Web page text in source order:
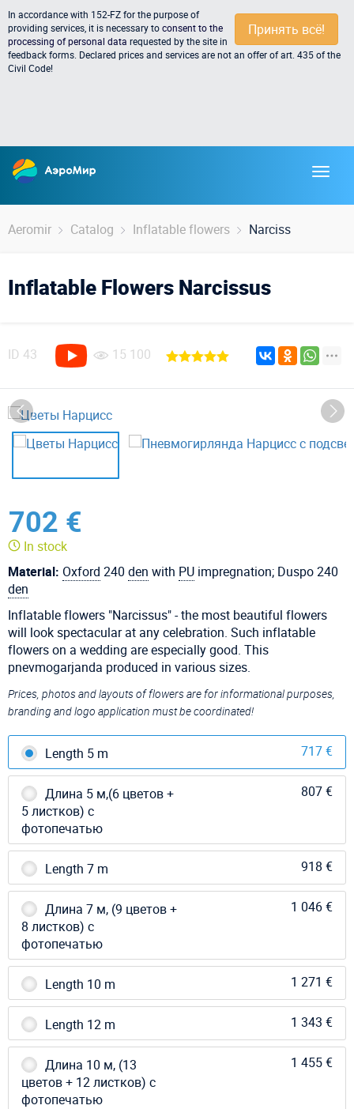
Принять всё!
In accordance with 152-FZ for the purpose of
providing services, it is necessary toconsent to the
processing of personal data requested by the site in
feedback forms. Declared prices and services are not an offer of art. 435 of the
Civil Code!
Aeromir Catalog Inflatable flowers Narciss
Inflatable Flowers Narcissus
ID 43 15 100
702 €
In stock
Material: Oxford 240 den with PU impregnation; Duspo 240
den
Inflatable flowers "Narcissus" - the most beautiful flowers
will look spectacular at any celebration. Such inflatable
flowers on a wedding are especially good. This
pnevmogarjanda produced in various sizes.
Prices, photos and layouts of flowers are for informational purposes,
branding and logo application must be coordinated!
Length 5 m 717 €
Длина 5 м,(6 цветов +
5 листков) с
фотопечатью
807 €
Length 7 m 918 €
Длина 7 м, (9 цветов +
8 листков) с
фотопечатью
1 046 €
Length 10 m 1 271 €
Length 12 m 1 343 €
Длина 10 м, (13
цветов + 12 листков) с
фотопечатью
1 455 €